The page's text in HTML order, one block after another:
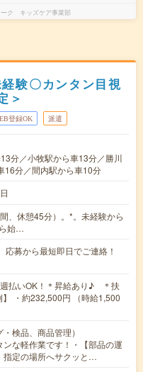
ーク キッズケア事業部
験〇カンタン目視
＞
登録OK 派遣
分／小牧駅から車13分／勝川
16分／間内駅から車10分
、休憩45分）。*。未経験から
始…
応募から最短即日でご連絡！
払いOK！＊昇給あり♪ ＊扶
・約232,500円 （時給1,500
検品、商品管理）
な軽作業です！・【部品の運
指定の場所へサクッと…